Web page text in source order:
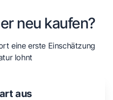
neu kaufen?
eine erste Einschätzung
lohnt
aus